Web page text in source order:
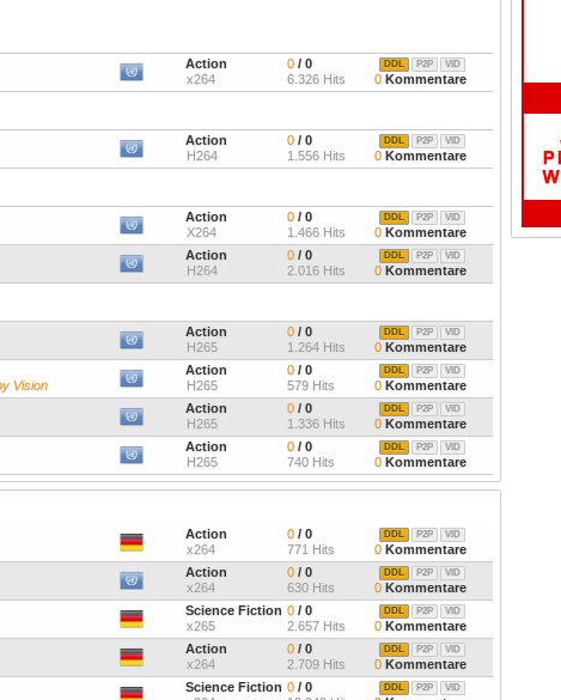
Action
x264
0 / 0
6.326 Hits
VID
P2P
DDL
0 Kommentare
Action
H264
0 / 0
1.556 Hits
VID
P2P
DDL
0 Kommentare
Action
X264
0 / 0
1.466 Hits
VID
P2P
DDL
0 Kommentare
Action
H264
0 / 0
2.016 Hits
VID
P2P
DDL
0 Kommentare
Action
H265
0 / 0
1.264 Hits
VID
P2P
DDL
0 Kommentare
Vision
Action
H265
0 / 0
579 Hits
VID
P2P
DDL
0 Kommentare
Action
H265
0 / 0
1.336 Hits
VID
P2P
DDL
0 Kommentare
Action
H265
0 / 0
740 Hits
VID
P2P
DDL
0 Kommentare
Action
x264
0 / 0
771 Hits
VID
P2P
DDL
0 Kommentare
Action
x264
0 / 0
630 Hits
VID
P2P
DDL
0 Kommentare
Science Fiction
x265
0 / 0
2.657 Hits
VID
P2P
DDL
0 Kommentare
Action
x264
0 / 0
2.709 Hits
VID
P2P
DDL
0 Kommentare
Science Fiction 0 / 0
VID
P2P
DDL